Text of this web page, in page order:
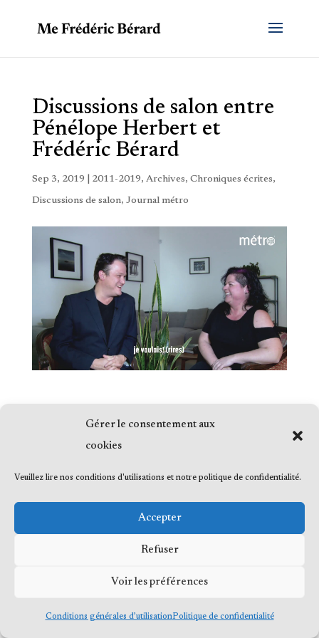
Gérer le consentement aux
cookies
Veuillez lire nos conditions d'utilisations et notre politique de confidentialité.
Accepter
Refuser
Voir les préférences
Conditions générales d’utilisationPolitique de confidentialité
Discussions de salon entre
Pénélope Herbert et
Frédéric Bérard
Sep 3, 2019 2011-2019, Archives, Chroniques écrites,
Discussions de salon, Journal métro
© 2023 Me Frédéric Bérard, tous droits
réservés